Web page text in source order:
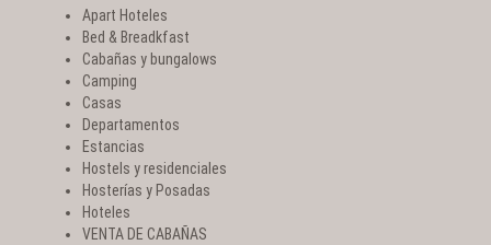
Apart Hoteles
Bed & Breadkfast
Cabañas y bungalows
Camping
Casas
Departamentos
Estancias
Hostels y residenciales
Hosterías y Posadas
Hoteles
VENTA DE CABAÑAS